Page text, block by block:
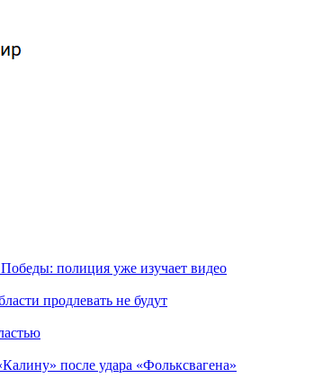
полиция уже изучает видео
продлевать не будут
после удара «Фольксвагена»